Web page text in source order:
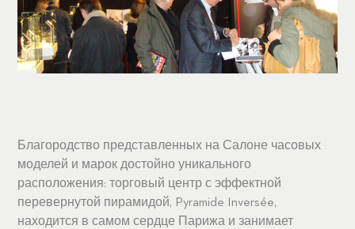
Благородство представленных на Салоне часовых
моделей и марок достойно уникального
расположения: торговый центр с эффектной
перевернутой пирамидой, Pyramide Inversée,
находится в самом сердце Парижа и занимает